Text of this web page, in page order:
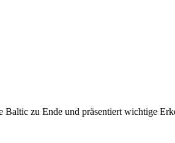
zu Ende und präsentiert wichtige